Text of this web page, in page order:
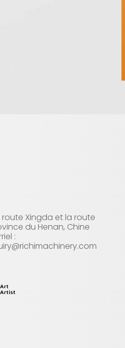
Xingda et la route
du Henan, Chine
: